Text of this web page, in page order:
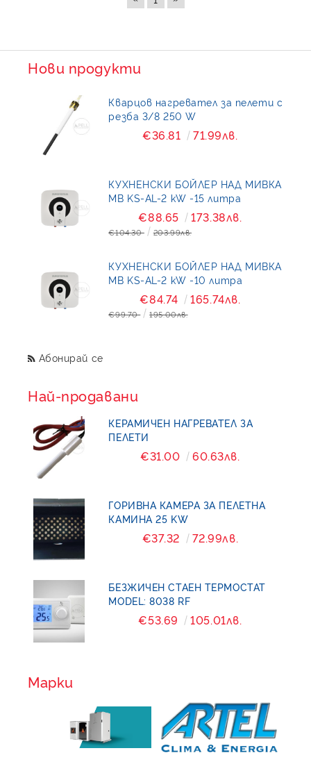
Нови продукти
Кварцов нагревател за пелети с
резба 3/8 250 W
€36.81 71.99лв.
КУХНЕНСКИ БОЙЛЕР НАД МИВКА
MB KS-AL-2 kW -15 литра
€88.65 173.38лв.
€104.30 203.99лв.
КУХНЕНСКИ БОЙЛЕР НАД МИВКА
MB KS-AL-2 kW -10 литра
€84.74 165.74лв.
€99.70 195.00лв.
Абонирай се
Най-продавани
КЕРАМИЧЕН НАГРЕВАТЕЛ ЗА
ПЕЛЕТИ
€31.00 60.63лв.
ГОРИВНА КАМЕРА ЗА ПЕЛЕТНА
КАМИНА 25 KW
€37.32 72.99лв.
БЕЗЖИЧЕН СТАЕН ТЕРМОСТАТ
MODEL: 8038 RF
€53.69 105.01лв.
Марки